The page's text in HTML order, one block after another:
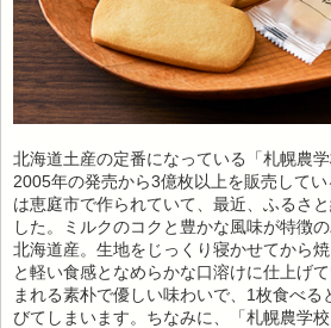
北海道土産の定番になっている「札幌農学
2005年の発売から3億枚以上を販売して
は恵庭市で作られていて、最近、ふるさ
した。ミルクのコクと豊かな風味が特徴
北海道産。生地をじっくり寝かせてから
と軽い食感となめらかな口溶けに仕上げ
まれる素朴で優しい味わいで、1枚食べる
びてしまいます。ちなみに、「札幌農学